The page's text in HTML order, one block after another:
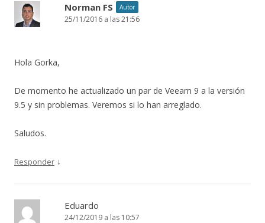
Norman FS Autor
25/11/2016 a las 21:56
Hola Gorka,
De momento he actualizado un par de Veeam 9 a la versión
9.5 y sin problemas. Veremos si lo han arreglado.
Saludos.
Responder ↓
Eduardo
24/12/2019 a las 10:57